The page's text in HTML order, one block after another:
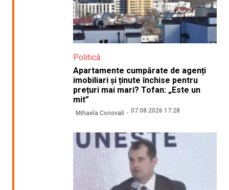
Politică
Apartamente cumpărate de agenți
imobiliari și ținute închise pentru
prețuri mai mari? Tofan: „Este un
mit”
Mihaela Conovali 07.08.2026 17:28